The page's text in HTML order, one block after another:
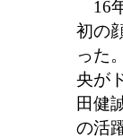
16
初の
った
央が
田健
の活